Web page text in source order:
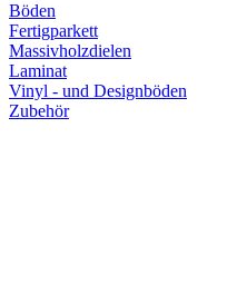
Böden
Fertigparkett
Massivholzdielen
Laminat
Vinyl - und Designböden
Zubehör